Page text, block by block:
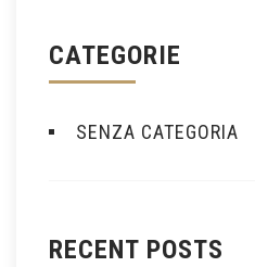
CATEGORIE
SENZA CATEGORIA
RECENT POSTS